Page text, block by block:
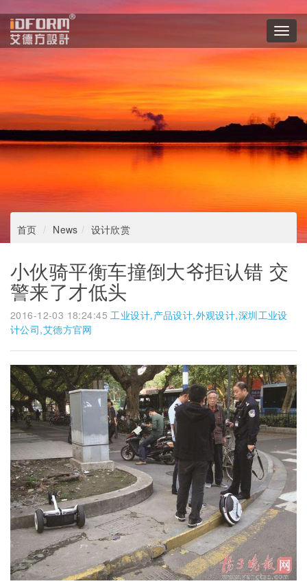
首页 News 设计欣赏
小伙骑平衡车撞倒大爷拒认错 交
警来了才低头
2016-12-03 18:24:45 工业设计,产品设计,外观设计,深圳工业设
计公司,艾德方官网